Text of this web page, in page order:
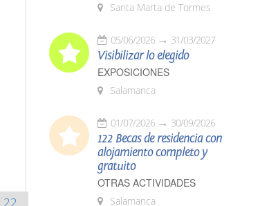
22
Santa Marta de Tormes
05/06/2026 31/03/2027
Visibilizar lo elegido
EXPOSICIONES
Salamanca
01/07/2026 30/09/2026
122 Becas de residencia con
alojamiento completo y
gratuito
OTRAS ACTIVIDADES
Salamanca